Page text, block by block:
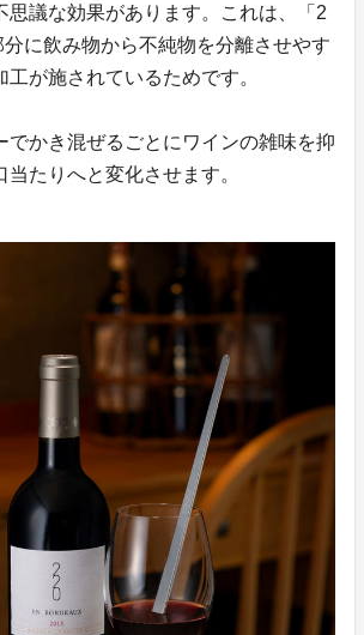
思議な効果があります。これは、「2
に飲み物から不純物を分離させやす
工が施されているためです。
でかき混ぜるごとにワインの雑味を抑
当たりへと変化させます。